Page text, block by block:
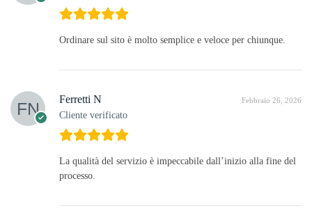
Ordinare sul sito è molto semplice e veloce per chiunque.
Ferretti N
Cliente verificato
Febbraio 26, 2026
La qualità del servizio è impeccabile dall’inizio alla fine del
processo.